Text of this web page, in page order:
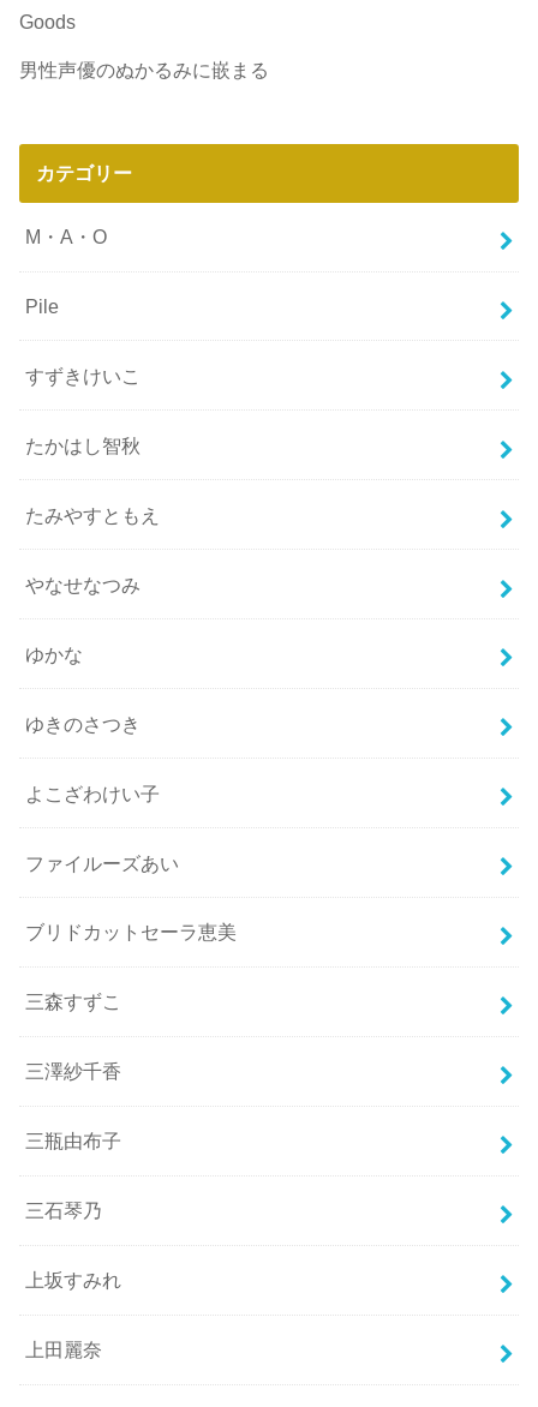
Goods
男性声優のぬかるみに嵌まる
カテゴリー
M・A・O
Pile
すずきけいこ
たかはし智秋
たみやすともえ
やなせなつみ
ゆかな
ゆきのさつき
よこざわけい子
ファイルーズあい
ブリドカットセーラ恵美
三森すずこ
三澤紗千香
三瓶由布子
三石琴乃
上坂すみれ
上田麗奈